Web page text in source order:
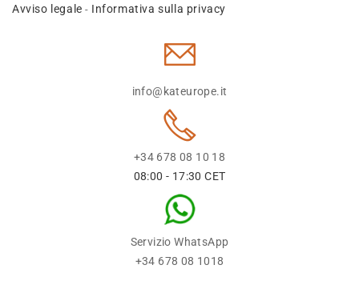
Avviso legale - Informativa sulla privacy
info@kateurope.it
+34 678 08 10 18
08:00 - 17:30 CET
Servizio WhatsApp
+34 678 08 1018